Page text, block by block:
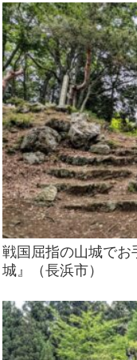
戦国屈指の山城でお
城』（長浜市）